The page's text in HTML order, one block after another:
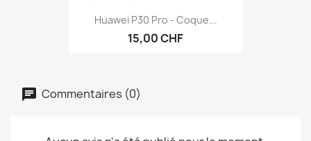
Huawei P30 Pro - Coque...
15,00 CHF
Commentaires (0)